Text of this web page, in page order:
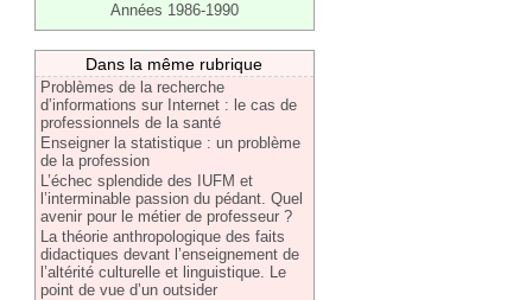
Années 1986-1990
Dans la même rubrique
Problèmes de la recherche
d’informations sur Internet : le cas de
professionnels de la santé
Enseigner la statistique : un problème
de la profession
L’échec splendide des IUFM et
l’interminable passion du pédant. Quel
avenir pour le métier de professeur ?
La théorie anthropologique des faits
didactiques devant l’enseignement de
l’altérité culturelle et linguistique. Le
point de vue d’un outsider